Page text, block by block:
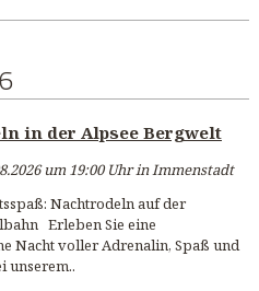
in der Alpsee Bergwelt
um 19:00 Uhr in Immenstadt
Nachtrodeln auf der
Erleben Sie eine
Nacht voller Adrenalin, Spaß und
unserem..